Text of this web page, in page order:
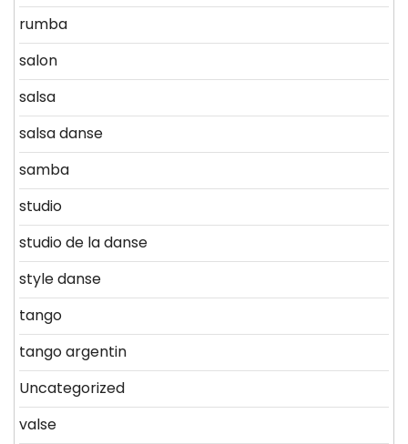
rumba
salon
salsa
salsa danse
samba
studio
studio de la danse
style danse
tango
tango argentin
Uncategorized
valse